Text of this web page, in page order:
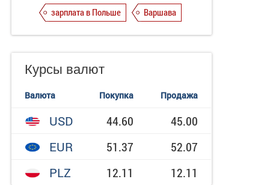
зарплата в Польше
Варшава
Курсы валют
Валюта Покупка Продажа
USD 44.60
45.00
EUR
51.37
52.07
PLZ
12.11 12.11